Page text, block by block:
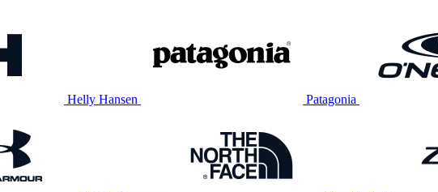
Helly Hansen Patagonia